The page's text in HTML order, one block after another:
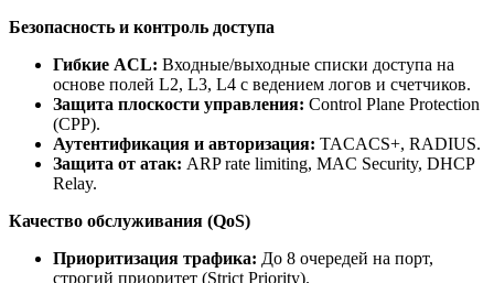
Безопасность и контроль доступа
Гибкие ACL: Входные/выходные списки доступа на
основе полей L2, L3, L4 с ведением логов и счетчиков.
Защита плоскости управления: Control Plane Protection
(CPP).
Аутентификация и авторизация: TACACS+, RADIUS.
Защита от атак: ARP rate limiting, MAC Security, DHCP
Relay.
Качество обслуживания (QoS)
Приоритизация трафика: До 8 очередей на порт,
строгий приоритет (Strict Priority).